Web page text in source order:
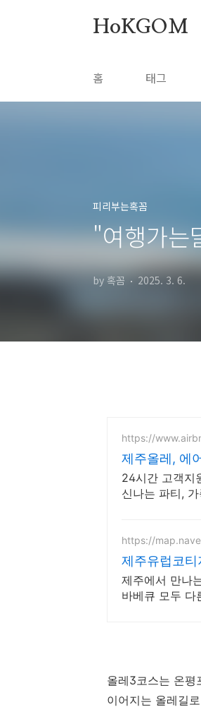
HoKGOM
홈 태그
피리부는혹꼼
"여행가는
by 혹꼼 2025. 3. 6.
https://
제주올레, 에
24시간 고객지
신나는 파티,
https://
제주유럽코
제주에서 만나
바베큐 모두 다
올레3코스는 온평
이어지는 올레길